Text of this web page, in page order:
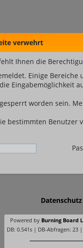
verwehrt
Ihnen die
Einige
Eingabemöglichkeit
worden sein.
bestimmten
Datenschutz
Powered by Burning Board
DB: 0.541s | DB-Abfragen: 23